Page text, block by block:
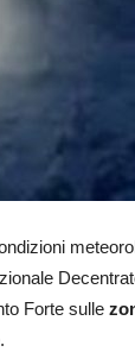
Forte sulle
.